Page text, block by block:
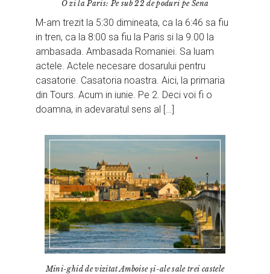
O zi la Paris: Pe sub 22 de poduri pe Sena
M-am trezit la 5:30 dimineata, ca la 6:46 sa fiu
in tren, ca la 8:00 sa fiu la Paris si la 9.00 la
ambasada. Ambasada Romaniei. Sa luam
actele. Actele necesare dosarului pentru
casatorie. Casatoria noastra. Aici, la primaria
din Tours. Acum in iunie. Pe 2. Deci voi fi o
doamna, in adevaratul sens al […]
Mini-ghid de vizitat Amboise și-ale sale trei castele